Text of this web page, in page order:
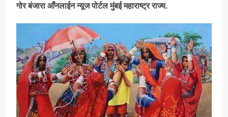
गोर बंजारा आँनलाईन न्यूज पोर्टल मुंबई महाराष्ट्र राज्य.